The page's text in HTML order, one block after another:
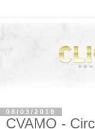
08/03/2019
CVAMO -